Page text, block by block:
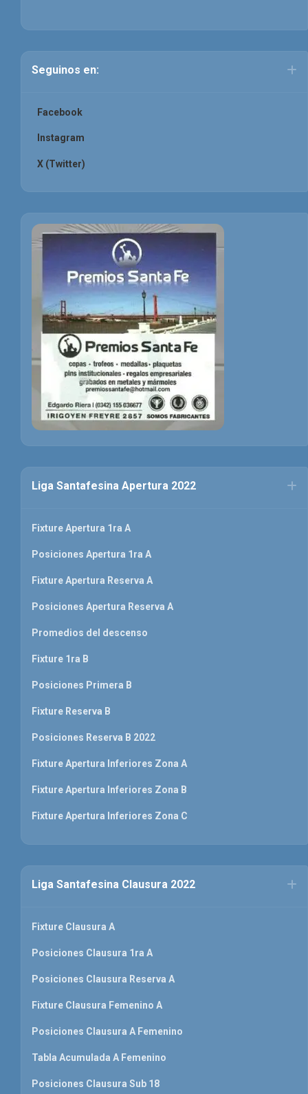
Seguinos en:
Facebook
Instagram
X (Twitter)
Liga Santafesina Apertura 2022
Fixture Apertura 1ra A
Posiciones Apertura 1ra A
Fixture Apertura Reserva A
Posiciones Apertura Reserva A
Promedios del descenso
Fixture 1ra B
Posiciones Primera B
Fixture Reserva B
Posiciones Reserva B 2022
Fixture Apertura Inferiores Zona A
Fixture Apertura Inferiores Zona B
Fixture Apertura Inferiores Zona C
Liga Santafesina Clausura 2022
Fixture Clausura A
Posiciones Clausura 1ra A
Posiciones Clausura Reserva A
Fixture Clausura Femenino A
Posiciones Clausura A Femenino
Tabla Acumulada A Femenino
Posiciones Clausura Sub 18